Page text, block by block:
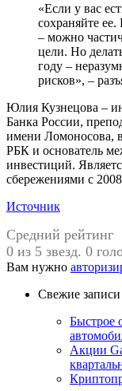
«Если у вас
сохраняйте
– можно
цели. Но
году –
рисков», –
Юлия Кузнецова –
Банка России,
имени Ломоносова,
РБК и основатель
инвестиций.
сбережениями с
Источник
Средний рейтинг
0 из 5 звезд. 0
Вам нужно
Свежие записи
Быстрое
Акции